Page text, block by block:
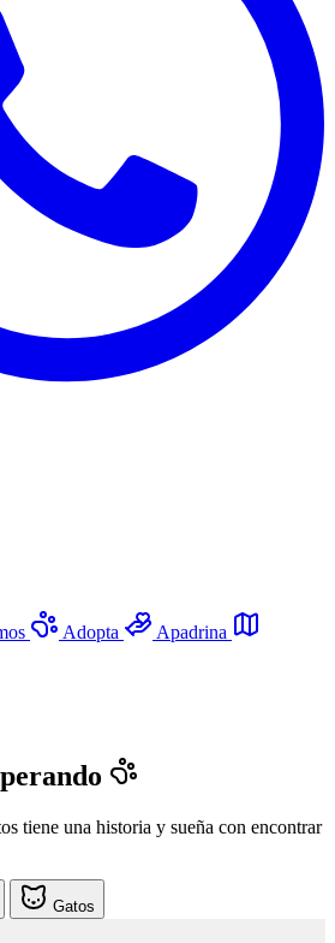
Adopta
Apadrina
tiene una historia y sueña con encontrar
Gatos